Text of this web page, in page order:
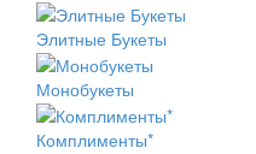
Элитные Букеты
Монобукеты
Комплименты*